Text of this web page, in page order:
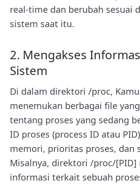
real-time dan berubah sesuai
sistem saat itu.
2. Mengakses
Sistem
Di dalam direktori /proc,
menemukan berbagai file
tentang proses yang sedang
ID proses (process ID atau
memori, prioritas proses, dan
Misalnya, direktori /proc/[PID]
informasi terkait sebuah